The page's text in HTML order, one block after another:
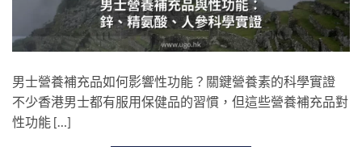
男士營養補充品如何影響性功能？關鍵營養素的科學實證
不少香港男士都有服用保健品的習慣，但這些營養補充品對
性功能 […]